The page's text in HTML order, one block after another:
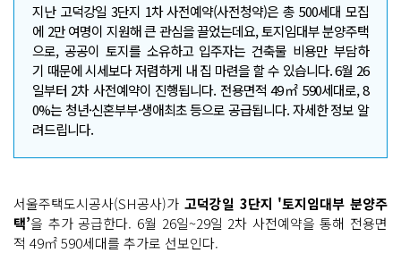
지난 고덕강일 3단지 1차 사전예약(사전청약)은 총 500세대 모집
에 2만 여명이 지원해 큰 관심을 끌었는데요, 토지임대부 분양주택
으로, 공공이 토지를 소유하고 입주자는 건축물 비용만 부담하
기 때문에 시세보다 저렴하게 내 집 마련을 할 수 있습니다. 6월 26
일부터 2차 사전예약이 진행됩니다. 전용면적 49㎡ 590세대로, 8
0%는 청년·신혼부부·생애최초 등으로 공급됩니다. 자세한 정보 알
려드립니다.
서울주택도시공사(SH공사)가 고덕강일 3단지 '토지임대부 분양주
택’을 추가 공급한다. 6월 26일~29일 2차 사전예약을 통해 전용면
적 49㎡ 590세대를 추가로 선보인다.